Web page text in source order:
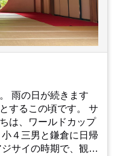
雨の日が続きます
するこの頃です。 サ
は、ワールドカップ
サイの時期で、観光